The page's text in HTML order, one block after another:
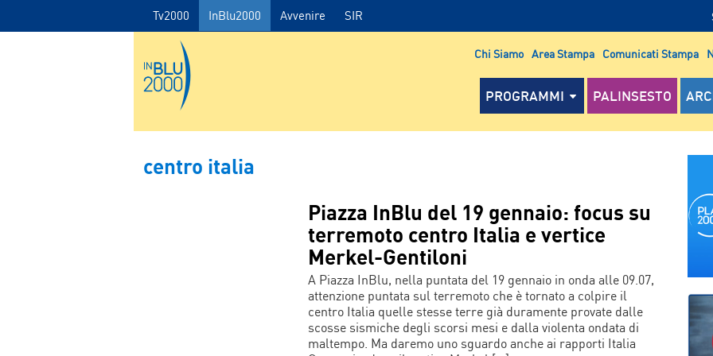
Tv2000 InBlu2000 Avvenire SIR
Chi Siamo Area Stampa Comunicati Stampa
PROGRAMMI PALINSESTO
centro italia
Piazza InBlu del 19 gennaio: focus su
terremoto centro Italia e vertice
Merkel-Gentiloni
A Piazza InBlu, nella puntata del 19 gennaio in onda alle 09.07,
attenzione puntata sul terremoto che è tornato a colpire il
centro Italia quelle stesse terre già duramente provate dalle
scosse sismiche degli scorsi mesi e dalla violenta ondata di
maltempo. Ma daremo uno sguardo anche ai rapporti Italia